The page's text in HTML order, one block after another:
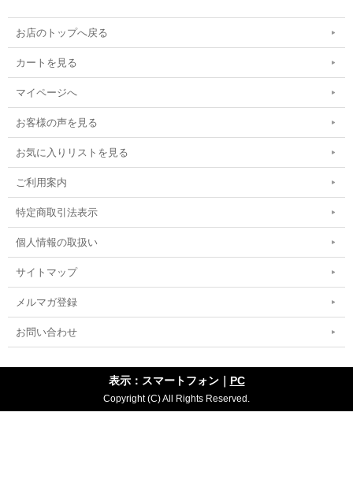
お店のトップへ戻る
カートを見る
マイページへ
お客様の声を見る
お気に入りリストを見る
ご利用案内
特定商取引法表示
個人情報の取扱い
サイトマップ
メルマガ登録
お問い合わせ
表示：スマートフォン｜ PC
Copyright (C) All Rights Reserved.